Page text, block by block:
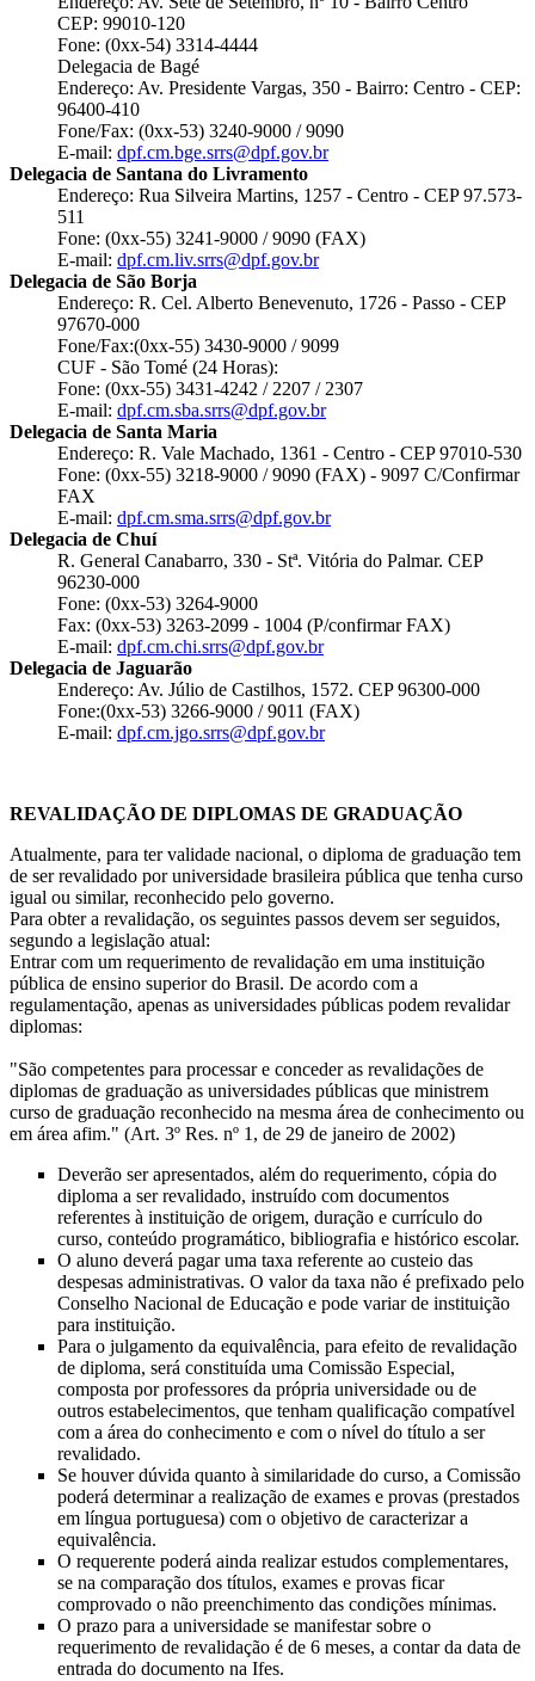
CEP: 99010-120
Fone: (0xx-54) 3314-4444
Delegacia de Bagé
Endereço: Av. Presidente Vargas, 350 - Bairro: Centro - CEP:
96400-410
Fone/Fax: (0xx-53) 3240-9000 / 9090
E-mail: dpf.cm.bge.srrs@dpf.gov.br
Delegacia de Santana do Livramento
Endereço: Rua Silveira Martins, 1257 - Centro - CEP 97.573-
511
Fone: (0xx-55) 3241-9000 / 9090 (FAX)
E-mail: dpf.cm.liv.srrs@dpf.gov.br
Delegacia de São Borja
Endereço: R. Cel. Alberto Benevenuto, 1726 - Passo - CEP
97670-000
Fone/Fax:(0xx-55) 3430-9000 / 9099
CUF - São Tomé (24 Horas):
Fone: (0xx-55) 3431-4242 / 2207 / 2307
E-mail: dpf.cm.sba.srrs@dpf.gov.br
Delegacia de Santa Maria
Endereço: R. Vale Machado, 1361 - Centro - CEP 97010-530
Fone: (0xx-55) 3218-9000 / 9090 (FAX) - 9097 C/Confirmar
FAX
E-mail: dpf.cm.sma.srrs@dpf.gov.br
Delegacia de Chuí
R. General Canabarro, 330 - Stª. Vitória do Palmar. CEP
96230-000
Fone: (0xx-53) 3264-9000
Fax: (0xx-53) 3263-2099 - 1004 (P/confirmar FAX)
E-mail: dpf.cm.chi.srrs@dpf.gov.br
Delegacia de Jaguarão
Endereço: Av. Júlio de Castilhos, 1572. CEP 96300-000
Fone:(0xx-53) 3266-9000 / 9011 (FAX)
E-mail: dpf.cm.jgo.srrs@dpf.gov.br
REVALIDAÇÃO DE DIPLOMAS DE GRADUAÇÃO
Atualmente, para ter validade nacional, o diploma de graduação tem
de ser revalidado por universidade brasileira pública que tenha curso
igual ou similar, reconhecido pelo governo.
Para obter a revalidação, os seguintes passos devem ser seguidos,
segundo a legislação atual:
Entrar com um requerimento de revalidação em uma instituição
pública de ensino superior do Brasil. De acordo com a
regulamentação, apenas as universidades públicas podem revalidar
diplomas:
"São competentes para processar e conceder as revalidações de
diplomas de graduação as universidades públicas que ministrem
curso de graduação reconhecido na mesma área de conhecimento ou
em área afim." (Art. 3º Res. nº 1, de 29 de janeiro de 2002)
Deverão ser apresentados, além do requerimento, cópia do
diploma a ser revalidado, instruído com documentos
referentes à instituição de origem, duração e currículo do
curso, conteúdo programático, bibliografia e histórico escolar.
O aluno deverá pagar uma taxa referente ao custeio das
despesas administrativas. O valor da taxa não é prefixado pelo
Conselho Nacional de Educação e pode variar de instituição
para instituição.
Para o julgamento da equivalência, para efeito de revalidação
de diploma, será constituída uma Comissão Especial,
composta por professores da própria universidade ou de
outros estabelecimentos, que tenham qualificação compatível
com a área do conhecimento e com o nível do título a ser
revalidado.
Se houver dúvida quanto à similaridade do curso, a Comissão
poderá determinar a realização de exames e provas (prestados
em língua portuguesa) com o objetivo de caracterizar a
equivalência.
O requerente poderá ainda realizar estudos complementares,
se na comparação dos títulos, exames e provas ficar
comprovado o não preenchimento das condições mínimas.
O prazo para a universidade se manifestar sobre o
requerimento de revalidação é de 6 meses, a contar da data de
entrada do documento na Ifes.